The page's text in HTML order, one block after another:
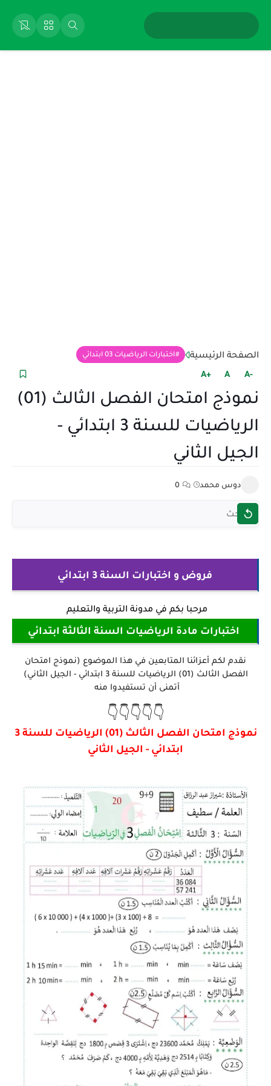
الصفحة الرئيسية اختبارات الرياضيات 03 ابتدائي
+A A -A
نموذج امتحان الفصل الثالث (01)
الرياضيات للسنة 3 ابتدائي -
الجيل الثاني
دوس محمد 0
فروض و اختبارات السنة 3 ابتدائي
مرحبا بكم في مدونة التربية والتعليم
اختبارات مادة الرياضيات السنة الثالثة ابتدائي
نقدم لكم أعزائنا المتابعين في هذا الموضوع (نموذج امتحان
الفصل الثالث (01) الرياضيات للسنة 3 ابتدائي - الجيل الثاني)
أتمنى أن تستفيدوا منه
👇👇👇👇👇
نموذج امتحان الفصل الثالث (01) الرياضيات للسنة 3
ابتدائي - الجيل الثاني